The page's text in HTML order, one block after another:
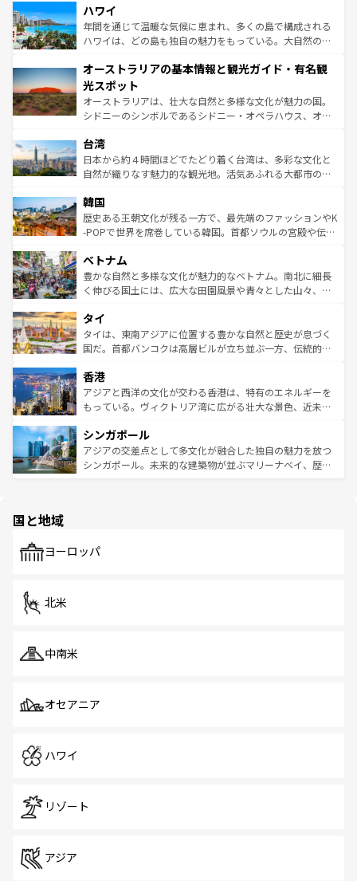
着のスイス情報は
のような巨大都市は、観光、ショッピング、エンターテイ
ンメントが詰まった刺激的なスポットだ。一方、アメリカ
西部には大自然が広がり、グランドキャニオンやイエロー
部のニューオーリンズでは、音楽と美食が融合した独特の
文化が魅力。旅行者はアメリカの各地域で異なる魅力を楽
しみながら、その多様性と豊かな歴史を感じることができ
るだろう。車でのロードトリップや列車の旅も、アメリカ
情報は
ハワイ
年間を通じて温暖な気候に恵まれ、多くの島で構成される
ハワイは、どの島も独自の魅力をもっている。大自然の神
ワイ島は見逃せない。また、定番の観光地といえばオアフ
島だが、静かな自然を求めるならマウイ島やカウアイ島が
おすすめ。エメラルドグリーンに輝く海をはじめ、豊かな
文化や歴史が息づいている。「アロハスピリット」と呼ば
人々、おいしいローカルフードやハワイアンミュージッ
ク、伝統的なフラダンスなど、すべてがハワイの魅力を彩
っている。訪れるたびに新しい発見と感動が待っているハ
はコンテンツ一覧
オーストラリアの基本情報と観光ガイド・有名観
光スポット
オーストラリアは、壮大な自然と多様な文化が魅力の国。
シドニーのシンボルであるシドニー・オペラハウス、オー
リアリーフや大陸中央部にそびえるウルル（エアーズロッ
ク）、タスマニアの美しい原生林やケアンズの熱帯雨林な
ど、見どころがたくさん。また、カフェやワイン、オージ
いる。アクティビティも充実しており、サーフィンやダイ
ビング、ハイキングなど、アウトドア好きにはたまらな
い。オーストラリアの多彩な魅力を存分に味わいつくそ
参照してほしい。
台湾
日本から約４時間ほどでたどり着く台湾は、多彩な文化と
自然が織りなす魅力的な観光地。活気あふれる大都市の台
ン）、静ひつな山岳地帯である台湾東部など、都市の喧騒
と山間の静けさが共存しており、訪れる人に新しい発見と
驚きをもたらしてくれる。また、奥深い台湾の食文化も魅
容にもいいと評判のスイーツなど、バラエティ豊かな料理
が味わえる。 なお、新着の台湾情報は コンテンツ一覧を参
照してほしい。
韓国
歴史ある王朝文化が残る一方で、最先端のファッションやK
-POPで世界を席巻している韓国。首都ソウルの宮殿や伝統
き、地方に足を延ばせば四季折々の自然美を楽しむことが
できる。そして、キムチや焼肉、絶品のストリートフード
まで、さまざまな韓国料理が待っている。夜には、韓国な
リティに包まれながら、韓国の多彩な魅力を心ゆくまで味
わってみてほしい。 なお、新着の韓国情報はコンテンツ一
覧を参照してほしい。
ベトナム
豊かな自然と多様な文化が魅力的なベトナム。南北に細長
く伸びる国土には、広大な田園風景や青々とした山々、世
急速な発展と共に伝統が息づく。ハノイの古い町並みやホ
ーチミン市のフランス統治時代の建物も、独特の雰囲気を
醸し出している。また、バラエティの豊かさとおいしさで
とつ。フォーやバインミー、ベトナムコーヒーなどは、ぜ
ひ現地で味わいたい。どの地域を訪れてもあたたかい人々
が旅行者を迎えてくれるので、きっと忘れられない旅にな
参照してほしい。
タイ
タイは、東南アジアに位置する豊かな自然と歴史が息づく
国だ。首都バンコクは高層ビルが立ち並ぶ一方、伝統的な
の活気が交差している。北部ではチェンマイなどの山岳地
帯で自然と触れ合い、南部ではプーケットやクラビの美し
いビーチでリゾート気分を楽しむことができる。タイ料理
激する。気候は一年中温暖で、どの季節にも異なる楽しみ
が待っている。親しみやすいタイの人々、仏教を中心とし
た文化、そして多様な観光資源が、訪れる旅人を魅了し続
香港
アジアと西洋の文化が交わる香港は、特有のエネルギーを
もっている。ヴィクトリア湾に広がる壮大な景色、近未来
み、どこを訪れても感動するはず。観光スポットが密集し
ており、効率よく見どころを回れるのも魅力。息をのむよ
うな絶景から文化的な体験まで、香港を存分に楽しみ尽く
シンガポール
アジアの交差点として多文化が融合した独自の魅力を放つ
シンガポール。未来的な建築物が並ぶマリーナベイ、歴史
で、ホーカーズは地元の風情を楽しめる外せないスポット
国と地域
ヨーロッパ
北米
中南米
オセアニア
ハワイ
リゾート
アジア